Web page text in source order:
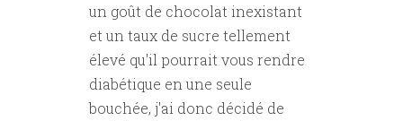
un goût de chocolat inexistant
et un taux de sucre tellement
élevé qu'il pourrait vous rendre
diabétique en une seule
bouchée, j'ai donc décidé de